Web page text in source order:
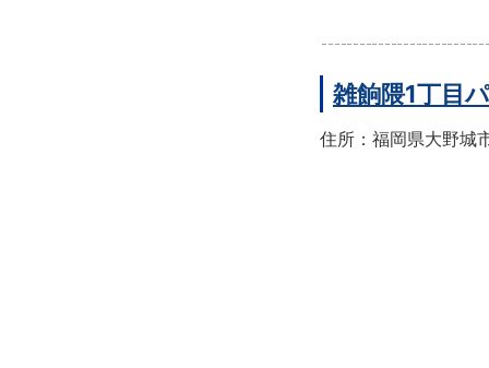
雑餉隈1丁目
住所：福岡県大野城